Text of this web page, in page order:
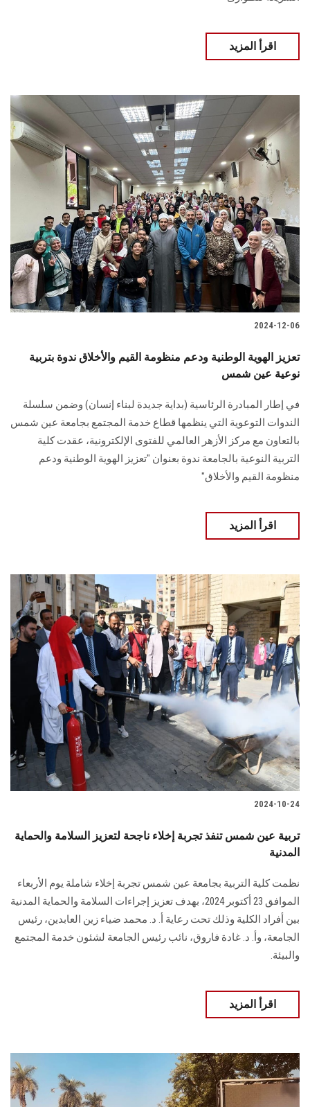
اقرأ المزيد
2024-12-06
تعزيز الهوية الوطنية ودعم منظومة القيم والأخلاق ندوة بتربية
نوعية عين شمس
في إطار المبادرة الرئاسية (بداية جديدة لبناء إنسان) وضمن سلسلة
الندوات التوعوية التي ينظمها قطاع خدمة المجتمع بجامعة عين شمس
بالتعاون مع مركز الأزهر العالمي للفتوى الإلكترونية، عقدت كلية
التربية النوعية بالجامعة ندوة بعنوان "تعزيز الهوية الوطنية ودعم
منظومة القيم والأخلاق"
اقرأ المزيد
2024-10-24
تربية عين شمس تنفذ تجربة إخلاء ناجحة لتعزيز السلامة والحماية
المدنية
نظمت كلية التربية بجامعة عين شمس تجربة إخلاء شاملة يوم الأربعاء
الموافق 23 أكتوبر 2024، بهدف تعزيز إجراءات السلامة والحماية المدنية
بين أفراد الكلية وذلك تحت رعاية أ. د. محمد ضياء زين العابدين، رئيس
الجامعة، وأ. د. غادة فاروق، نائب رئيس الجامعة لشئون خدمة المجتمع
والبيئة.
اقرأ المزيد